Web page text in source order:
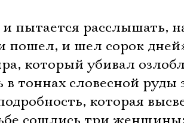
пытается расслышать,
пошел, и шел сорок
который убивал
в тоннах словесной
которая